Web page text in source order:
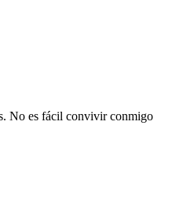
No es fácil convivir conmigo